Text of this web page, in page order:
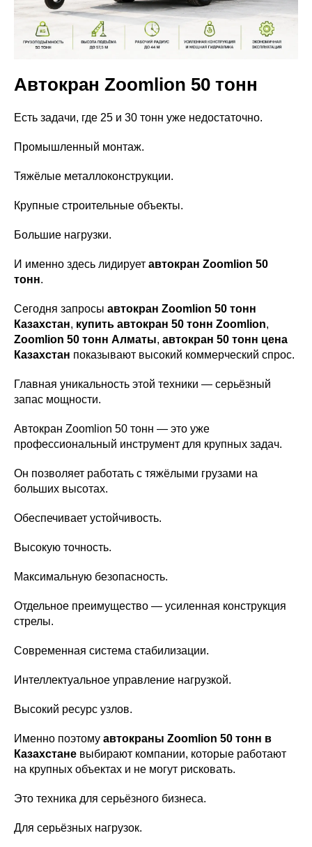
Автокран Zoomlion 50 тонн
Есть задачи, где 25 и 30 тонн уже недостаточно.
Промышленный монтаж.
Тяжёлые металлоконструкции.
Крупные строительные объекты.
Большие нагрузки.
И именно здесь лидирует автокран Zoomlion 50
тонн.
Сегодня запросы автокран Zoomlion 50 тонн
Казахстан, купить автокран 50 тонн Zoomlion,
Zoomlion 50 тонн Алматы, автокран 50 тонн цена
Казахстан показывают высокий коммерческий спрос.
Главная уникальность этой техники — серьёзный
запас мощности.
Автокран Zoomlion 50 тонн — это уже
профессиональный инструмент для крупных задач.
Он позволяет работать с тяжёлыми грузами на
больших высотах.
Обеспечивает устойчивость.
Высокую точность.
Максимальную безопасность.
Отдельное преимущество — усиленная конструкция
стрелы.
Современная система стабилизации.
Интеллектуальное управление нагрузкой.
Высокий ресурс узлов.
Именно поэтому автокраны Zoomlion 50 тонн в
Казахстане выбирают компании, которые работают
на крупных объектах и не могут рисковать.
Это техника для серьёзного бизнеса.
Для серьёзных нагрузок.